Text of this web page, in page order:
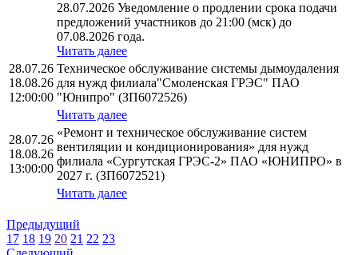
28.07.2026 Уведомление о продлении срока подачи
предложений участников до 21:00 (мск) до
07.08.2026 года.
Читать далее
28.07.26
18.08.26
12:00:00
Техническое обслуживание системы дымоудаления
для нужд филиала"Смоленская ГРЭС" ПАО
"Юнипро" (ЗП6072526)
Читать далее
28.07.26
18.08.26
13:00:00
«Ремонт и техническое обслуживание систем
вентиляции и кондиционирования» для нужд
филиала «Сургутская ГРЭС-2» ПАО «ЮНИПРО» в
2027 г. (ЗП6072521)
Читать далее
Предыдущий
17 18 19 20 21 22 23